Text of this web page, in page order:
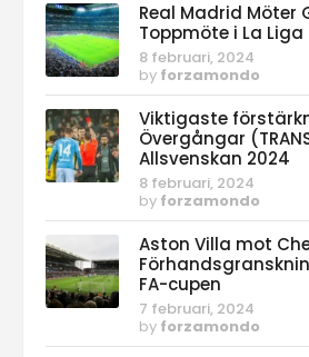
Real Madrid Möter
Toppmöte i La Liga
8 februari, 2024
by forzamondo
Viktigaste
Övergångar
Allsvenskan 2024
8 februari, 2024
by forzamondo
Aston Villa mot
FA-cupen
7 februari, 2024
by forzamondo